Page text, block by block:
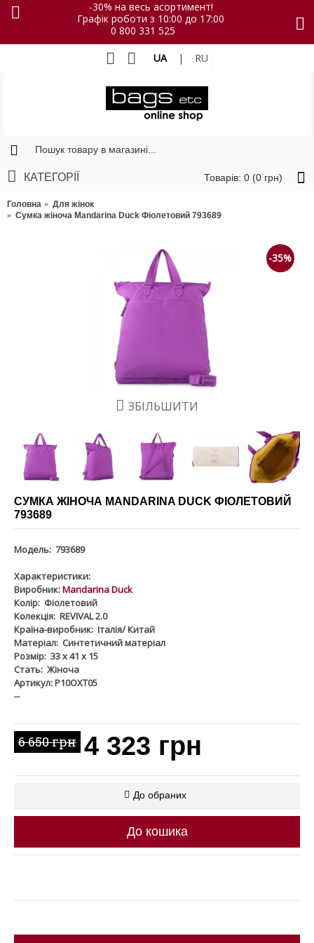
-30% на весь асортимент!
Графік роботи з 10:00 до 17:00
0 800 331 525
UA | RU
Товарів: 0 (0 грн)
КАТЕГОРІЇ
Головна
Для жінок
Сумка жіноча Mandarina Duck Фіолетовий 793689
-35%
ЗБІЛЬШИТИ
СУМКА ЖІНОЧА MANDARINA DUCK ФІОЛЕТОВИЙ
793689
Модель: 793689
Характеристики:
Виробник:Mandarina Duck
Колір: Фіолетовий
Колекція: REVIVAL 2.0
Країна-виробник: Італія/ Китай
Матеріал: Синтетичний матеріал
Розмір: 33 x 41 x 15
Стать: Жіноча
Артикул: P10OXT05
--
6 650 грн 4 323 грн
До обраних
До кошика